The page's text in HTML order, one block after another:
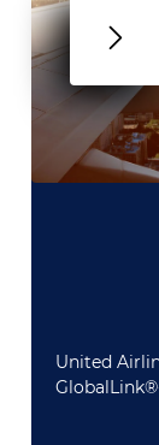
United